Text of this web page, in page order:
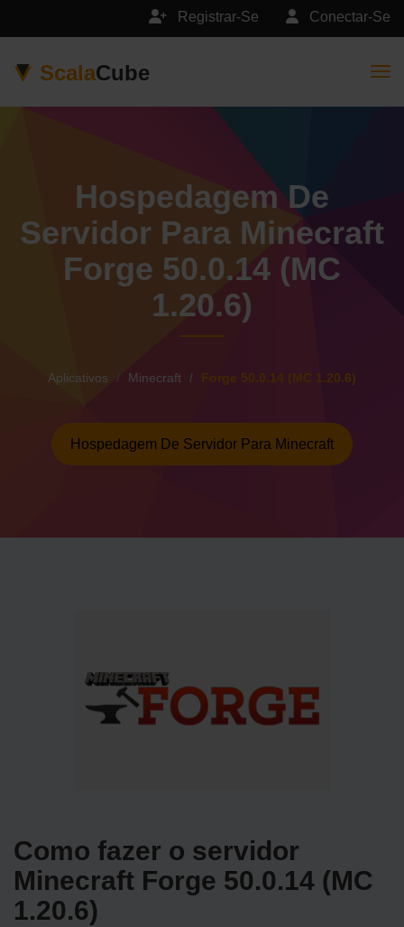
Conectar-Se
Registrar-Se
ScalaCube
Hospedagem De
Servidor Para Minecraft
Forge 50.0.14 (MC
1.20.6)
Aplicativos Minecraft Forge 50.0.14 (MC 1.20.6)
Hospedagem De Servidor Para Minecraft
Como fazer o servidor
Minecraft Forge 50.0.14 (MC
1.20.6)